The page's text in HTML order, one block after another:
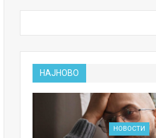
НАЈНОВО
НОВОСТИ